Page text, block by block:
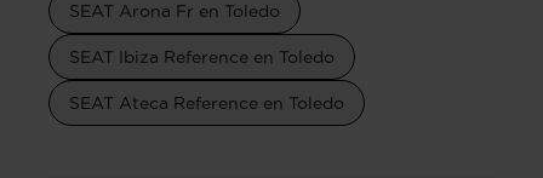
SEAT Arona Fr en Toledo
SEAT Ibiza Reference en Toledo
SEAT Ateca Reference en Toledo